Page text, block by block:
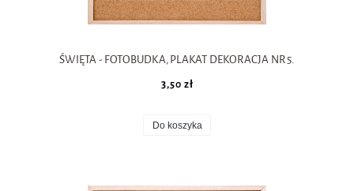
ŚWIĘTA - FOTOBUDKA, PLAKAT DEKORACJA NR 5.
3,50 zł
Do koszyka